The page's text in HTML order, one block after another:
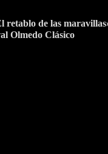
retablo de las
Olmedo Clásico